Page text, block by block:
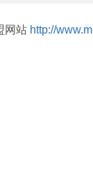
网站 http://